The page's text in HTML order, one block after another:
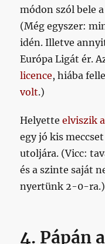
módon szól bele
(Még egyszer:
idén. Illetve
Európa Ligát ér.
licence, hiába
volt.)
Helyetteelviszik
egy jó kis
utoljára. (Vicc:
és a szinte saját
nyertünk 2-0-ra.)
4. Pápán